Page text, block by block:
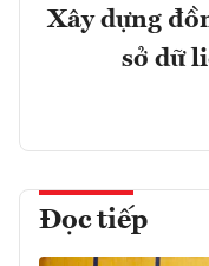
Xây dựng
sở dữ
Đọc tiếp